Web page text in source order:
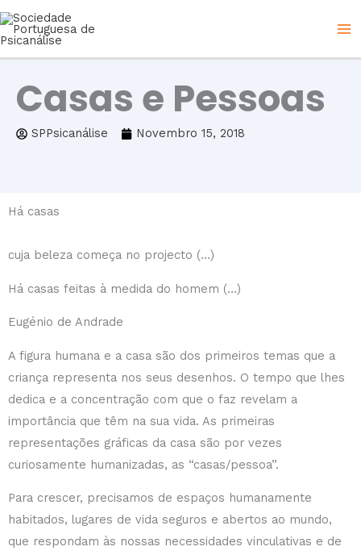
Skip
Casas e Pessoas
SPPsicanálise Novembro 15, 2018
Há casas
cuja beleza começa no projecto (…)
Há casas feitas à medida do homem (…)
Eugénio de Andrade
A figura humana e a casa são dos primeiros temas que a
criança representa nos seus desenhos. O tempo que lhes
dedica e a concentração com que o faz revelam a
importância que têm na sua vida. As primeiras
representações gráficas da casa são por vezes
curiosamente humanizadas, as “casas/pessoa”.
Para crescer, precisamos de espaços humanamente
habitados, lugares de vida seguros e abertos ao mundo,
que respondam às nossas necessidades vinculativas e de